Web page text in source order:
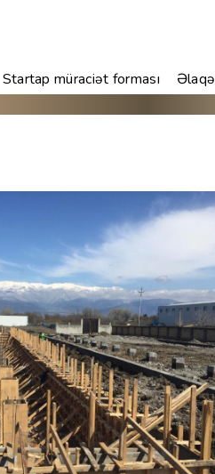
Startap müraciət forması Əlaqə